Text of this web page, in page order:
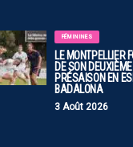
FÉMININES
LE MONTPELLIER
DE SON
PRÉSAISON EN
BADALONA
3 Août 2026